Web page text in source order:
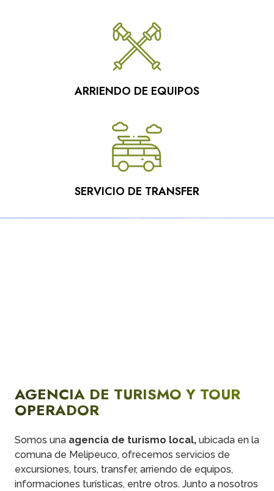
ARRIENDO DE EQUIPOS
SERVICIO DE TRANSFER
AGENCIA DE TURISMO Y TOUR
OPERADOR
Somos una agencia de turismo local, ubicada en la
comuna de Melipeuco, ofrecemos servicios de
excursiones, tours, transfer, arriendo de equipos,
informaciones turísticas, entre otros. Junto a nosotros